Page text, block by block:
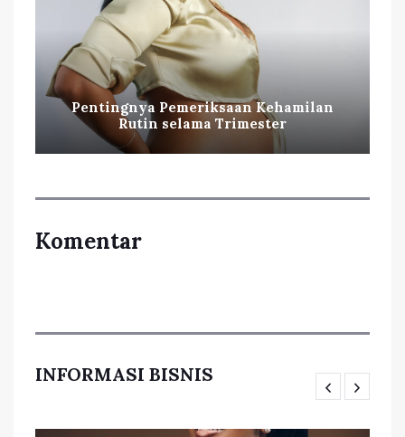
Pentingnya Pemeriksaan Kehamilan
Rutin selama Trimester
Komentar
INFORMASI BISNIS